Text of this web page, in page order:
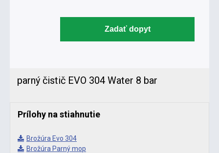
Zadať dopyt
parný čistič EVO 304 Water 8 bar
Prílohy na stiahnutie
Brožúra Evo 304
Brožúra Parný mop